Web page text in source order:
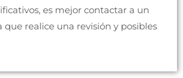
es mejor contactar a un
que realice una revisión y posibles